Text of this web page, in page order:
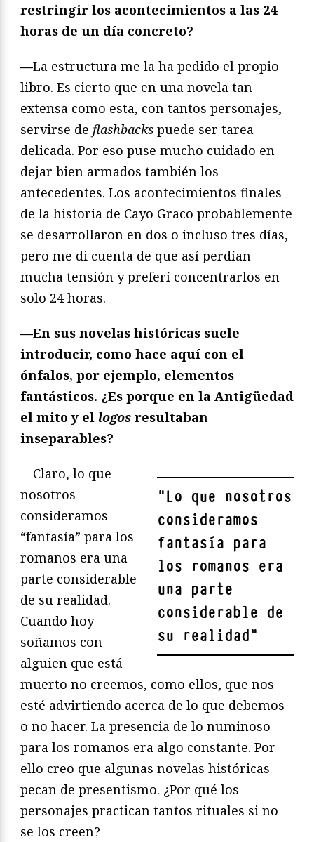
restringir los acontecimientos a las 24
horas de un día concreto?
—La estructura me la ha pedido el propio
libro. Es cierto que en una novela tan
extensa como esta, con tantos personajes,
servirse de flashbacks puede ser tarea
delicada. Por eso puse mucho cuidado en
dejar bien armados también los
antecedentes. Los acontecimientos finales
de la historia de Cayo Graco probablemente
se desarrollaron en dos o incluso tres días,
pero me di cuenta de que así perdían
mucha tensión y preferí concentrarlos en
solo 24 horas.
—En sus novelas históricas suele
introducir, como hace aquí con el
ónfalos, por ejemplo, elementos
fantásticos. ¿Es porque en la Antigüedad
el mito y el logos resultaban
inseparables?
"Lo que nosotros
consideramos
fantasía para
los romanos era
una parte
considerable de
su realidad"
—Claro, lo que
nosotros
consideramos
“fantasía” para los
romanos era una
parte considerable
de su realidad.
Cuando hoy
soñamos con
alguien que está
muerto no creemos, como ellos, que nos
esté advirtiendo acerca de lo que debemos
o no hacer. La presencia de lo numinoso
para los romanos era algo constante. Por
ello creo que algunas novelas históricas
pecan de presentismo. ¿Por qué los
personajes practican tantos rituales si no
se los creen?